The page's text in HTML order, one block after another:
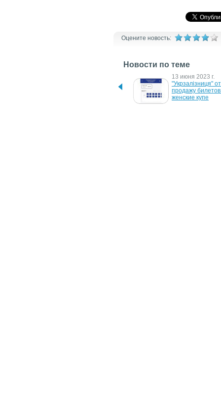
Оцените новость:
Новости по теме
Укрзалізниця розширює
13 июня 2023 г.
"Укрзалізниця"
продажу билетов
женские купе